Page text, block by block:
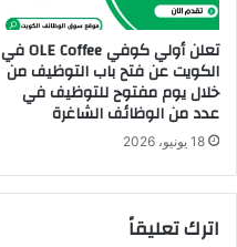
تعلن أولي كوفي OLE Coffee في
الكويت عن فتح باب التوظيف من
خلال يوم مفتوح للتوظيف في
عدد من الوظائف الشاغرة
18 يونيو، 2026
اترك تعليقاً